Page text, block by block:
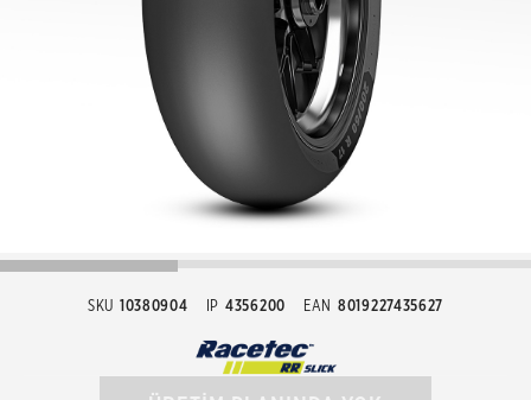
SKU 10380904 IP 4356200 EAN 8019227435627